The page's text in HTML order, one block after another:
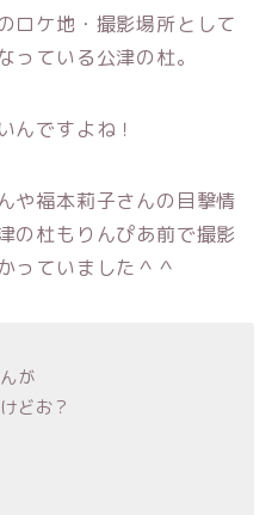
ロケ地・撮影場所として
っている公津の杜。
んですよね！
や福本莉子さんの目撃情
の杜もりんぴあ前で撮影
っていました＾＾
が
どお？